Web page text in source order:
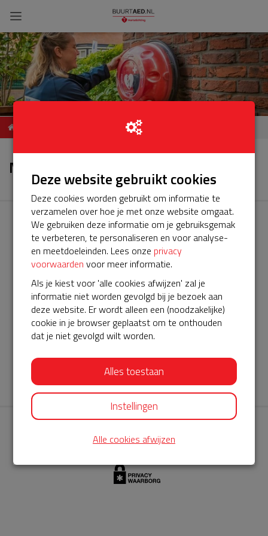
Nieuws
AED360-ProCardio
ServiceBuurtAED wordt aangeboden door de Hartstichting en
AED360-ProCardio. Net als bij BuurtAED is AED360-ProCardio
de leverancier van het servicepakket en ontzorgen zij jou de
komende jaren. AED360-ProCardio is gespecialiseerd in de
levering en het onderhoud van Philips AED’s.
Deze website gebruikt cookies
Deze cookies worden gebruikt om informatie te
verzamelen over hoe je met onze website omgaat.
We gebruiken deze informatie om je gebruiksgemak
te verbeteren, te personaliseren en voor analyse-
en meetdoeleinden. Lees onze privacy
voorwaarden voor meer informatie.
Als je kiest voor 'alle cookies afwijzen' zal je
informatie niet worden gevolgd bij je bezoek aan
deze website. Er wordt alleen een (noodzakelijke)
cookie in je browser geplaatst om te onthouden
dat je niet gevolgd wilt worden.
Alles toestaan
Instellingen
Alle cookies afwijzen